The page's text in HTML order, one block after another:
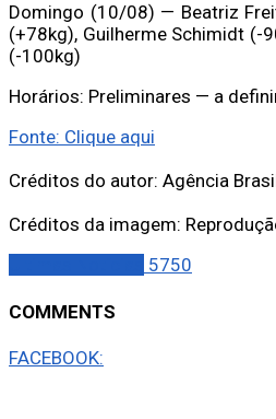
Domingo (10/08) — Beatriz
(+78kg), Guilherme Schimidt (-
(-100kg)
Horários: Preliminares — a
Fonte: Clique aqui
Créditos do autor: Agência
Créditos da imagem:
5750
COMMENTS
FACEBOOK: